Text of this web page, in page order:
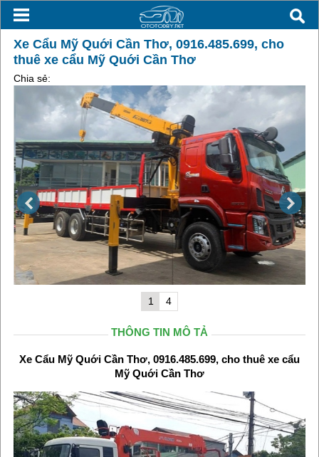
Xe Cẩu Mỹ Quới Cần Thơ, 0916.485.699, cho
thuê xe cẩu Mỹ Quới Cần Thơ
Chia sẻ:
1 4
THÔNG TIN MÔ TẢ
Xe Cẩu Mỹ Quới Cần Thơ, 0916.485.699, cho thuê xe cẩu
Mỹ Quới Cần Thơ